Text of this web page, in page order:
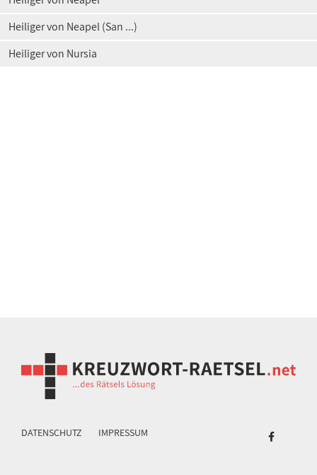
Heiliger von Neapel (San ...)
Heiliger von Nursia
DATENSCHUTZ IMPRESSUM